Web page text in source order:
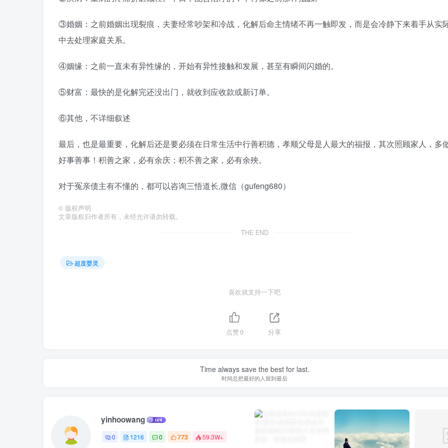
③婚姻：之前婚姻出现裂痕，夫妻经常吵架和冷战，化解后命主情绪不再一触即发，而是会冷静下来着手从实
中去处理家庭关系。
④姻缘：之前一直未有异性缘的，开始有异性接触和发展，甚至有瞬间闪婚的。
⑤财富：最快的是化解完还没出门，就收到应收款或新订单。
⑥其他，不详细叙述
最后，也是最重要，化解后还是要必须在日常生活中行善积德，孝顺父母是人最大的福报，其次照顾家人，多
好事善事！积善之家，必有余庆；积不善之家，必有余殃。
对于冤亲债主有不懂的，都可以咨询三悟道长,微信（gufeng680）
© 版权声明
文章版权归作者所有，未经允许请勿转载。
THE END
超度婴灵
喜欢就支持一下吧
点赞0 分享
Time always save the best for last.
时间总把最好的人留到最后
yinhoowang
0 1216 0 773 59.3W+